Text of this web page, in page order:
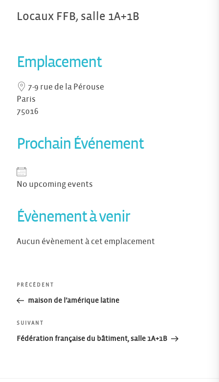
Locaux FFB, salle 1A+1B
Emplacement
7-9 rue de la Pérouse
Paris
75016
Prochain Événement
No upcoming events
Évènement à venir
Aucun évènement à cet emplacement
Navigation
l’article
Article
précédent
PRÉCÉDENT
maison de l’amérique latine
Article
suivant
SUIVANT
Fédération française du bâtiment, salle 1A+1B